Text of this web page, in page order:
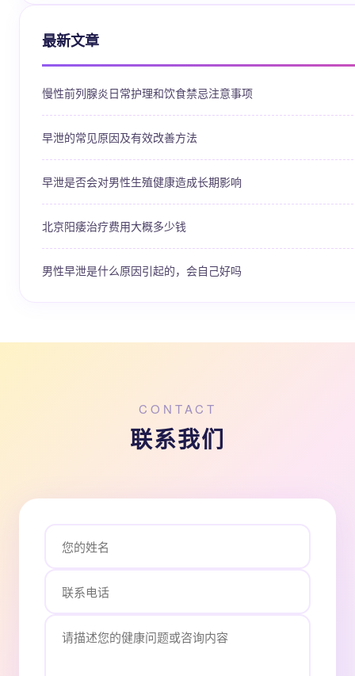
最新文章
慢性前列腺炎日常护理和饮食禁忌注意事项
早泄的常见原因及有效改善方法
早泄是否会对男性生殖健康造成长期影响
北京阳痿治疗费用大概多少钱
男性早泄是什么原因引起的，会自己好吗
CONTACT
联系我们